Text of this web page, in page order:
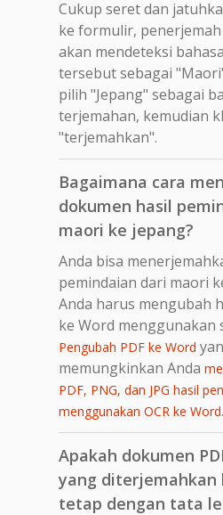
Cukup seret dan
ke formulir,
akan mendeteksi
tersebut sebagai
pilih "Jepang" sebagai
terjemahan, kemudian
"terjemahkan".
Bagaimana cara
dokumen hasil
maori ke jepang?
Anda bisa
pemindaian dari maori
Anda harus mengubah
ke Word menggunakan
Pengubah PDF ke Word
memungkinkan Anda
PDF, PNG, dan JPG hasil
menggunakan OCR ke Word.
Apakah dokumen
yang diterjemahkan
tetap dengan tata